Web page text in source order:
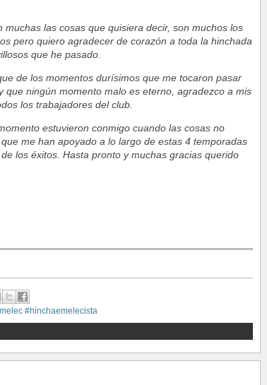
las cosas que quisiera decir, son muchos los
pero quiero agradecer de corazón a toda la hinchada
que he pasado.
de los momentos durísimos que me tocaron pasar
que ningún momento malo es eterno, agradezco a mis
los trabajadores del club.
estuvieron conmigo cuando las cosas no
me han apoyado a lo largo de estas 4 temporadas
los éxitos. Hasta pronto y muchas gracias querido
#hinchaemelecista